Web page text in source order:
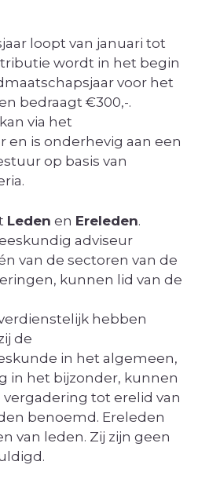
loopt van januari tot
wordt in het begin
voor het
bedraagt €300,-.
via het
en is onderhevig aan een
op basis van
Leden en Ereleden.
adviseur
van de sectoren van de
kunnen lid van de
hebben
de
in het algemeen,
in het bijzonder, kunnen
tot erelid van
benoemd. Ereleden
van leden. Zij zijn geen